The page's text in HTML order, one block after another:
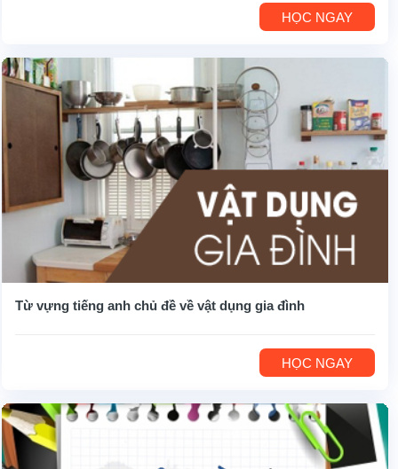
HỌC NGAY
Từ vựng tiếng anh chủ đề về vật dụng gia đình
HỌC NGAY